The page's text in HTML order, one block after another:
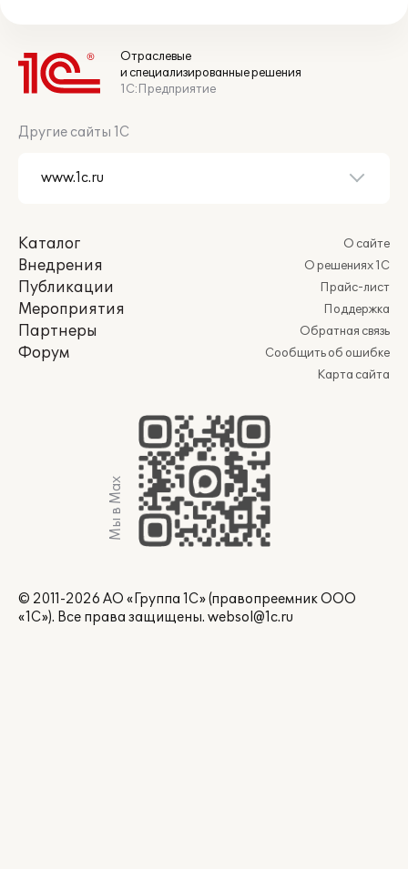
Отраслевые
и специализированные решения
1С:Предприятие
Другие сайты 1С
Каталог
Внедрения
Публикации
Мероприятия
Партнеры
Форум
О сайте
О решениях 1С
Прайс-лист
Поддержка
Обратная связь
Сообщить об ошибке
Карта сайта
Мы в Max
© 2011-2026 АО «Группа 1С» (правопреемник ООО
«1С»). Все права защищены. websol@1c.ru